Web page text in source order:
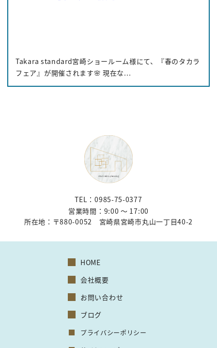
Takara standard宮崎ショールーム様にて、『春のタカラ
フェア』が開催されます🌸 現在な...
TEL：0985-75-0377
営業時間：9:00 〜 17:00
所在地： 〒880-0052 宮崎県宮崎市丸山一丁目40-2
HOME
会社概要
お問い合わせ
ブログ
プライバシーポリシー